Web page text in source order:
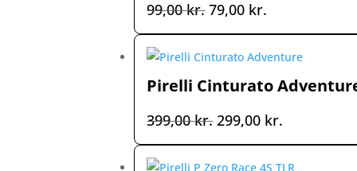
99,00kr.Den
oprindelige
pris
99,00 kr..
79,00 kr.
aktuelle
pris
79,00 kr..
Pirelli Cinturato
399,00kr. Den
oprindelige
pris
299,00 kr.
aktuelle
pris